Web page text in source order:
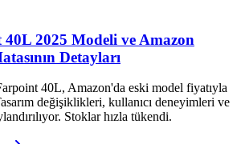
2025 Modeli ve Amazon
Detayları
40L, Amazon'da eski model fiyatıyla
değişiklikleri, kullanıcı deneyimleri ve
Stoklar hızla tükendi.